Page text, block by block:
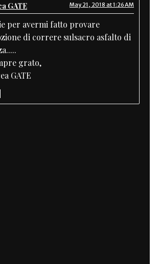
GATE May 21, 2018 at 1:26 AM
per avermi fatto provare
di correre sulsacro asfalto di
grato,
GATE